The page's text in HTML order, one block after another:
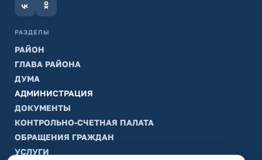
РАЗДЕЛЫ
РАЙОН
ГЛАВА РАЙОНА
ДУМА
АДМИНИСТРАЦИЯ
ДОКУМЕНТЫ
КОНТРОЛЬНО-СЧЕТНАЯ ПАЛАТА
ОБРАЩЕНИЯ ГРАЖДАН
УСЛУГИ